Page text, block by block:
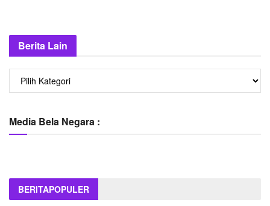
Berita Lain
Berita
Media Bela Negara :
BERITAPOPULER